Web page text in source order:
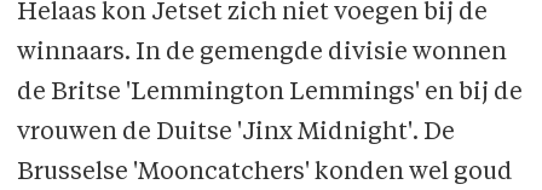
Helaas kon Jetset zich niet voegen bij de
winnaars. In de gemengde divisie wonnen
de Britse 'Lemmington Lemmings' en bij de
vrouwen de Duitse 'Jinx Midnight'. De
Brusselse 'Mooncatchers' konden wel goud